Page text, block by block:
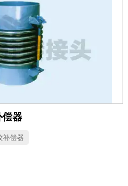
偿器
补偿器